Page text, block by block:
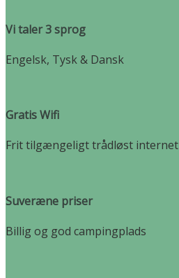
Vi taler 3 sprog
Engelsk, Tysk & Dansk
Gratis Wifi
Frit tilgængeligt trådløst internet
Suveræne priser
Billig og god campingplads